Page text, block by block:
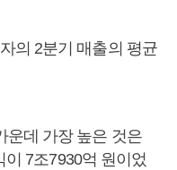
의 2분기 매출의 평균
운데 가장 높은 것은
7조7930억 원이었